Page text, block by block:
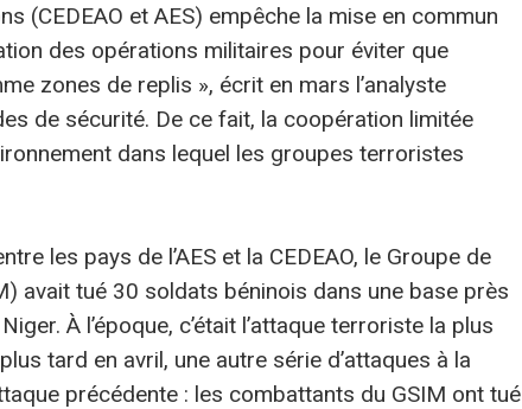
(CEDEAO et AES) empêche la mise en commun
des opérations militaires pour éviter que
zones de replis », écrit en mars l’analyste
de sécurité. De ce fait, la coopération limitée
dans lequel les groupes terroristes
les pays de l’AES et la CEDEAO, le Groupe de
avait tué 30 soldats béninois dans une base près
À l’époque, c’était l’attaque terroriste la plus
tard en avril, une autre série d’attaques à la
précédente : les combattants du GSIM ont tué